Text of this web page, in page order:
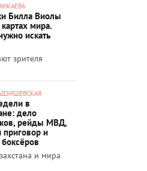
Билла Виолы
мира.
искать
зрителя
в
дело
рейды МВД,
приговор и
и мира